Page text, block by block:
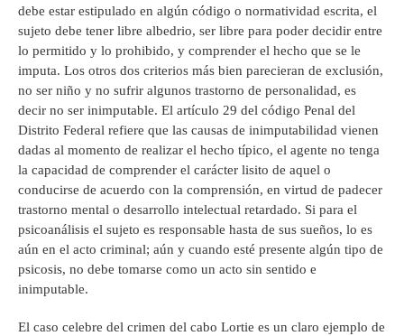
debe estar estipulado en algún código o normatividad escrita, el
sujeto debe tener libre albedrio, ser libre para poder decidir entre
lo permitido y lo prohibido, y comprender el hecho que se le
imputa. Los otros dos criterios más bien parecieran de exclusión,
no ser niño y no sufrir algunos trastorno de personalidad, es
decir no ser inimputable. El artículo 29 del código Penal del
Distrito Federal refiere que las causas de inimputabilidad vienen
dadas al momento de realizar el hecho típico, el agente no tenga
la capacidad de comprender el carácter lisito de aquel o
conducirse de acuerdo con la comprensión, en virtud de padecer
trastorno mental o desarrollo intelectual retardado. Si para el
psicoanálisis el sujeto es responsable hasta de sus sueños, lo es
aún en el acto criminal; aún y cuando esté presente algún tipo de
psicosis, no debe tomarse como un acto sin sentido e
inimputable.
El caso celebre del crimen del cabo Lortie es un claro ejemplo de